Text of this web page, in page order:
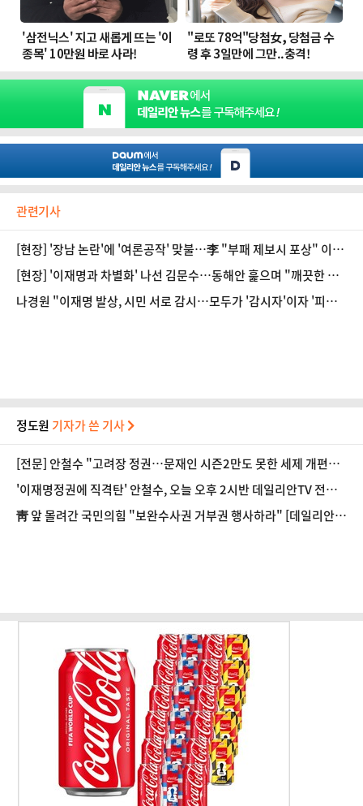
관련기사
[현장] '장남 논란'에 '여론공작' 맞불…李 "부패 제보시 포상" 이슈
환기
[현장] '이재명과 차별화' 나선 김문수…동해안 훑으며 "깨끗한 대
통령 되겠다"
나경원 "이재명 발상, 시민 서로 감시…모두가 '감시자'이자 '피감
정도원 기자가 쓴 기사
[전문] 안철수 "고려장 정권…문재인 시즌2만도 못한 세제 개편안"
[정국 기상대]
'이재명정권에 직격탄' 안철수, 오늘 오후 2시반 데일리안TV 전격
출연 [정국 기상대]
靑 앞 몰려간 국민의힘 "보완수사권 거부권 행사하라" [데일리안 1